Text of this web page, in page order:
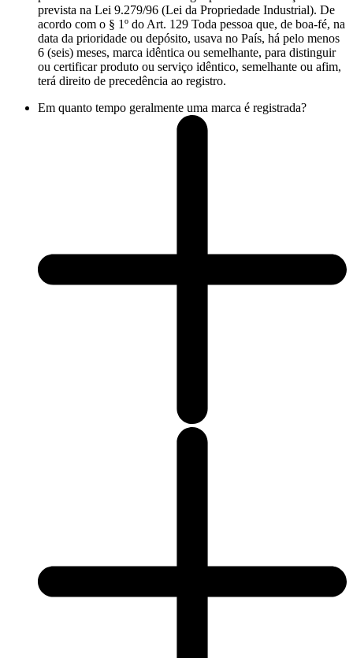
prevista na Lei 9.279/96 (Lei da Propriedade Industrial). De
acordo com o § 1º do Art. 129 Toda pessoa que, de boa-fé, na
data da prioridade ou depósito, usava no País, há pelo menos
6 (seis) meses, marca idêntica ou semelhante, para distinguir
ou certificar produto ou serviço idêntico, semelhante ou afim,
terá direito de precedência ao registro.
Em quanto tempo geralmente uma marca é registrada?